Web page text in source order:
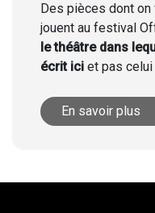
Des pièces dont
jouent au festival
le théâtre dans
écrit ici et pas celui
En savoir plus